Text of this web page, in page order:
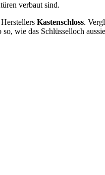
verbaut sind.
Kastenschloss.
wie das Schlüsselloch